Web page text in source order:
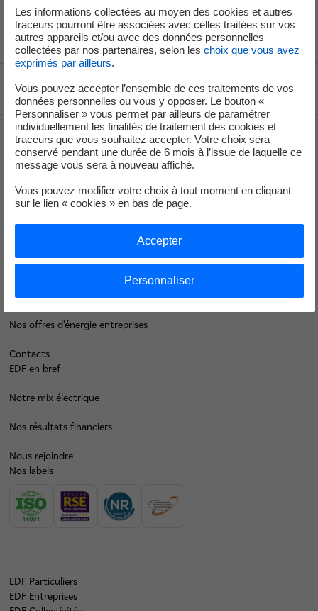
Alouette Lulu….).
Voir le fil d'ariane
Haut de page
Groupe
Faire des économies d’énergie
Décarboner vos territoires
Nos offres d’énergie entreprises
Contacts
EDF en bref
Notre mix électrique
Nos résultats financiers
Nous rejoindre
Nos labels
EDF Particuliers
EDF Entreprises
Les informations collectées au moyen des cookies et autres
traceurs pourront être associées avec celles traitées sur vos
autres appareils et/ou avec des données personnelles
collectées par nos partenaires, selon les choix que vous avez
exprimés par ailleurs.
Vous pouvez accepter l’ensemble de ces traitements de vos
données personnelles ou vous y opposer. Le bouton «
Personnaliser » vous permet par ailleurs de paramétrer
individuellement les finalités de traitement des cookies et
traceurs que vous souhaitez accepter. Votre choix sera
conservé pendant une durée de 6 mois à l’issue de laquelle ce
message vous sera à nouveau affiché.
Vous pouvez modifier votre choix à tout moment en cliquant
sur le lien « cookies » en bas de page.
Personnaliser
Accepter